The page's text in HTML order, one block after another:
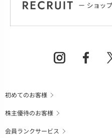
初めてのお客様
株主優待のお客様
会員ランクサービス